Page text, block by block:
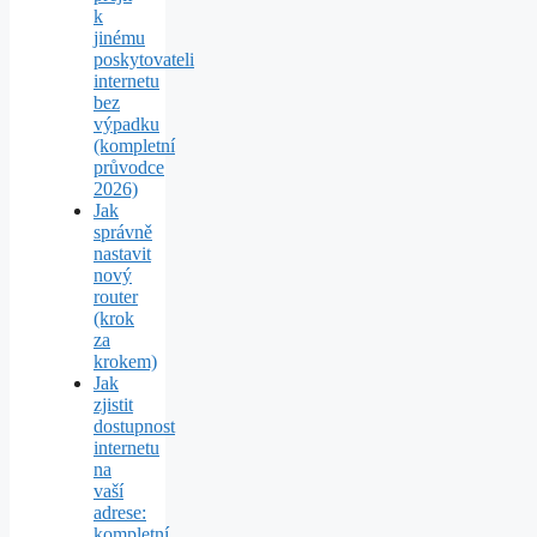
k
jinému
poskytovateli
internetu
bez
výpadku
(kompletní
průvodce
2026)
Jak
správně
nastavit
nový
router
(krok
za
krokem)
Jak
zjistit
dostupnost
internetu
na
vaší
adrese: